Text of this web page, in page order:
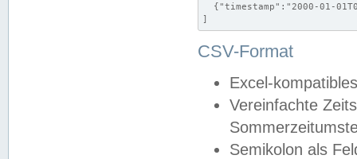
{"timestamp":"2000-01-
]
CSV-Format
Excel-
Vereinfachte
Semikolon als